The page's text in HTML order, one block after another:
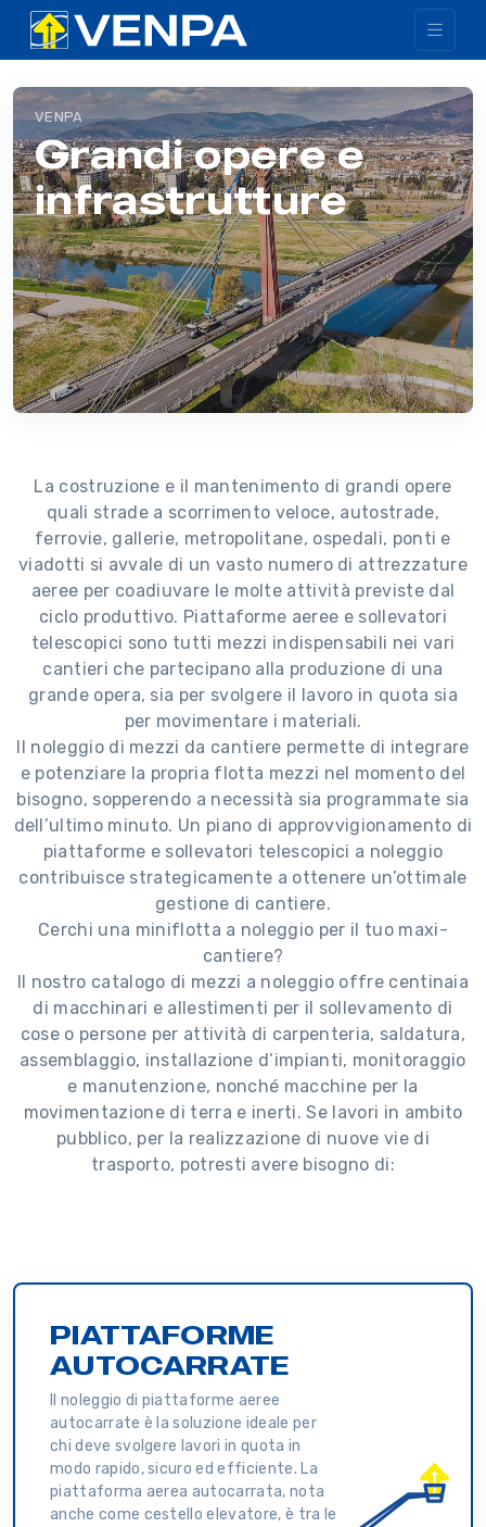
VENPA
Grandi opere e
infrastrutture
La costruzione e il mantenimento di grandi opere
quali strade a scorrimento veloce, autostrade,
ferrovie, gallerie, metropolitane, ospedali, ponti e
viadotti si avvale di un vasto numero di attrezzature
aeree per coadiuvare le molte attività previste dal
ciclo produttivo. Piattaforme aeree e sollevatori
telescopici sono tutti mezzi indispensabili nei vari
cantieri che partecipano alla produzione di una
grande opera, sia per svolgere il lavoro in quota sia
per movimentare i materiali.
Il noleggio di mezzi da cantiere permette di integrare
e potenziare la propria flotta mezzi nel momento del
bisogno, sopperendo a necessità sia programmate sia
dell’ultimo minuto. Un piano di approvvigionamento di
piattaforme e sollevatori telescopici a noleggio
contribuisce strategicamente a ottenere un’ottimale
gestione di cantiere.
Cerchi una miniflotta a noleggio per il tuo maxi-
cantiere?
Il nostro catalogo di mezzi a noleggio offre centinaia
di macchinari e allestimenti per il sollevamento di
cose o persone per attività di carpenteria, saldatura,
assemblaggio, installazione d’impianti, monitoraggio
e manutenzione, nonché macchine per la
movimentazione di terra e inerti. Se lavori in ambito
pubblico, per la realizzazione di nuove vie di
trasporto, potresti avere bisogno di:
PIATTAFORME
AUTOCARRATE
Il noleggio di piattaforme aeree
autocarrate è la soluzione ideale per
chi deve svolgere lavori in quota in
modo rapido, sicuro ed efficiente. La
piattaforma aerea autocarrata, nota
anche come cestello elevatore, è tra le